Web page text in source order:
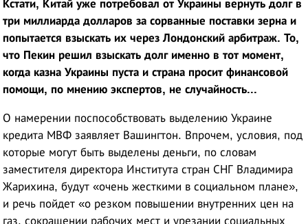
Кстати, Китай уже потребовал от Украины вернуть долг в
три миллиарда долларов за сорванные поставки зерна и
попытается взыскать их через Лондонский арбитраж. То,
что Пекин решил взыскать долг именно в тот момент,
когда казна Украины пуста и страна просит финансовой
помощи, по мнению экспертов, не случайность...
О намерении поспособствовать выделению Украине
кредита МВФ заявляет Вашингтон. Впрочем, условия, под
которые могут быть выделены деньги, по словам
заместителя директора Института стран СНГ Владимира
Жарихина, будут «очень жесткими в социальном плане»,
и речь пойдет «о резком повышении внутренних цен на
газ, сокращении рабочих мест и урезании социальных